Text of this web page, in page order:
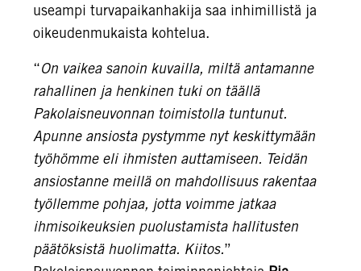
useampi turvapaikanhakija saa inhimillistä ja
oikeudenmukaista kohtelua.
“On vaikea sanoin kuvailla, miltä antamanne
rahallinen ja henkinen tuki on täällä
Pakolaisneuvonnan toimistolla tuntunut.
Apunne ansiosta pystymme nyt keskittymään
työhömme eli ihmisten auttamiseen. Teidän
ansiostanne meillä on mahdollisuus rakentaa
työllemme pohjaa, jotta voimme jatkaa
ihmisoikeuksien puolustamista hallitusten
päätöksistä huolimatta. Kiitos.”